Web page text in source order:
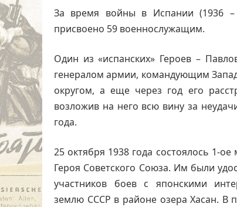
За время войны в Испании (1936 –
присвоено 59 военнослужащим.
Один из «испанских» Героев –
генералом армии, командующим
округом, а еще через год его
возложив на него всю вину за
года.
25 октября 1938 года состоялось 1-
Героя Советского Союза. Им были
участников боев с японскими
землю СССР в районе озера Хасан. В